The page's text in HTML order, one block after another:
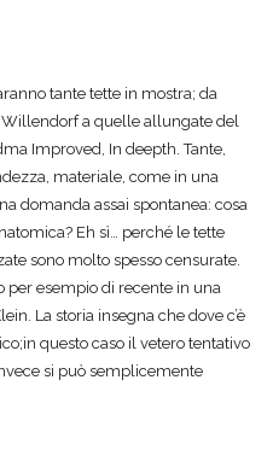
tante tette in mostra; da
a quelle allungate del
Improved, In deepth. Tante,
materiale, come in una
domanda assai spontanea: cosa
Eh sì… perché le tette
sono molto spesso censurate.
per esempio di recente in una
La storia insegna che dove c’è
questo caso il vetero tentativo
si può semplicemente